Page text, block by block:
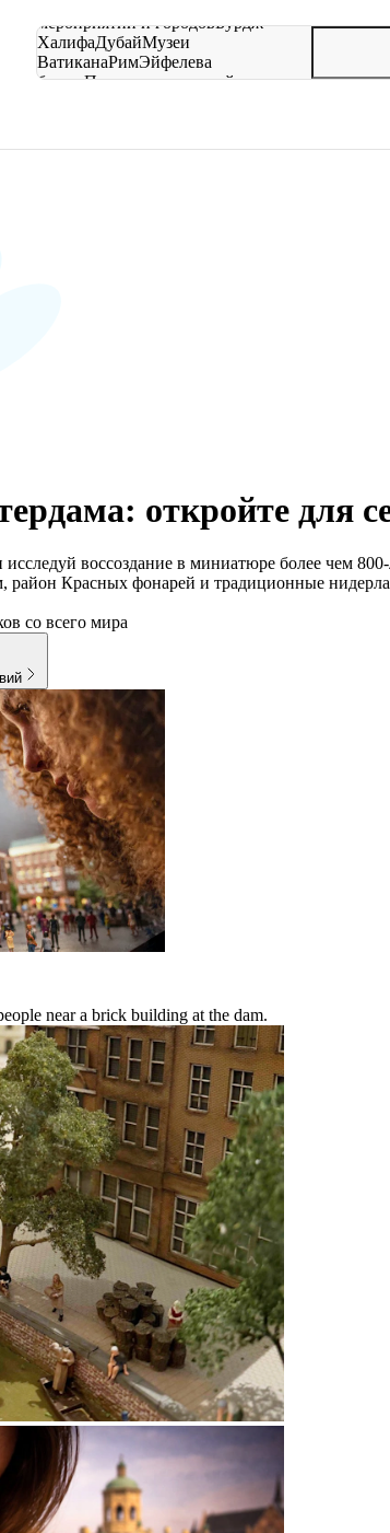
мероприятий и городовБурдж-
ХалифаДубайМузеи
ВатиканаРимЭйфелева
башняПарижмероприятий и
откройте для
воссоздание в миниатюре более чем
Красных фонарей и традиционные
со всего мира
near a brick building at the dam.